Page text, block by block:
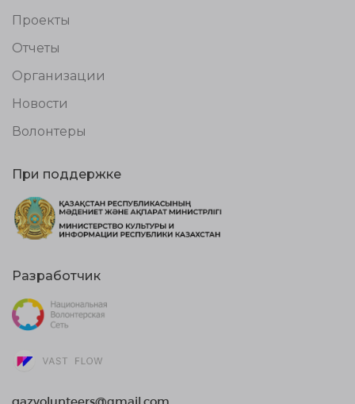
Проекты
Отчеты
Организации
Новости
Волонтеры
При поддержке
Разработчик
qazvolunteers@gmail.com